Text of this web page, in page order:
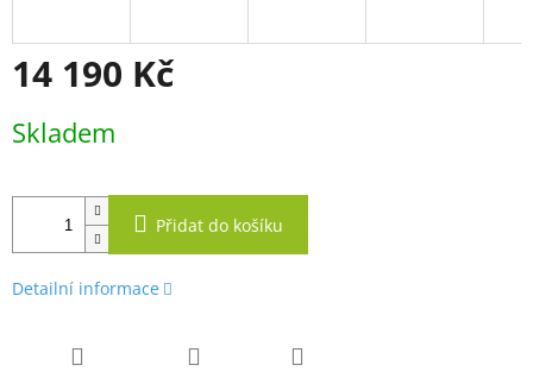
14 190 Kč
cena:
Skladem
Přidat do košíku
Detailní informace